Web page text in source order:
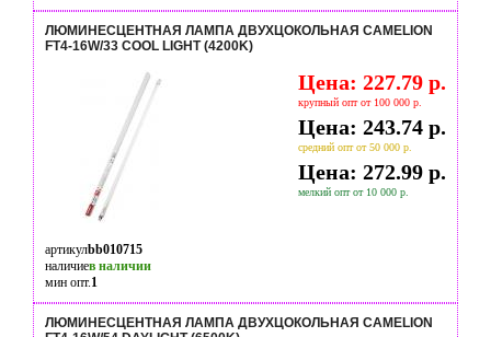
ЛЮМИНЕСЦЕНТНАЯ ЛАМПА ДВУХЦОКОЛЬНАЯ CAMELION
FT4-16W/33 COOL LIGHT (4200K)
Цена: 227.79 р.
крупный опт от 100 000 р.
Цена: 243.74 р.
средний опт от 50 000 р.
Цена: 272.99 р.
мелкий опт от 10 000 р.
артикулbb010715
наличиев наличии
мин опт.1
ЛЮМИНЕСЦЕНТНАЯ ЛАМПА ДВУХЦОКОЛЬНАЯ CAMELION